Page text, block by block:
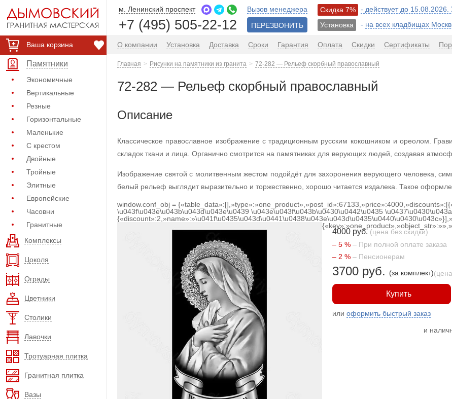
Ваша корзина
Памятники
Экономичные
Вертикальные
Резные
Горизонтальные
Маленькие
С крестом
Двойные
Тройные
Элитные
Европейские
Часовни
Гранитные
Комплексы
Цоколя
Ограды
Цветники
Столики
Лавочки
Тротуарная плитка
Гранитная плитка
Вазы
м. Ленинский проспект
+7 (495) 505-22-12
Вызов менеджера
ПЕРЕЗВОНИТЬ
Скидка 7%
- действует до
Установка
- на всех кладбищах
О компании Установка Доставка Сроки Гарантия Оплата Скидки Сертификаты
Главная Рисунки на памятники из гранита 72-282 — Рельеф скорбный православный
72-282 — Рельеф скорбный православный
Описание
Классическое православное изображение с традиционным русским кокошником и ореолом.
складок ткани и лица. Органично смотрится на памятниках для верующих людей, создавая
Изображение святой с молитвенным жестом подойдёт для захоронения верующего человека,
белый рельеф выглядит выразительно и торжественно, хорошо читается издалека. Такое
window.conf_obj =
\u043f\u043e\u043b\u043d\u043e\u0439 \u043e\u043f\u043b\u0430\u0442\u0435
4000 руб. (цена без скидки)
– 5 % – При полной оплате заказа
– 2 % – Пенсионерам
3700 руб. (за комплект)
Купить
илиоформить быстрый заказ
и